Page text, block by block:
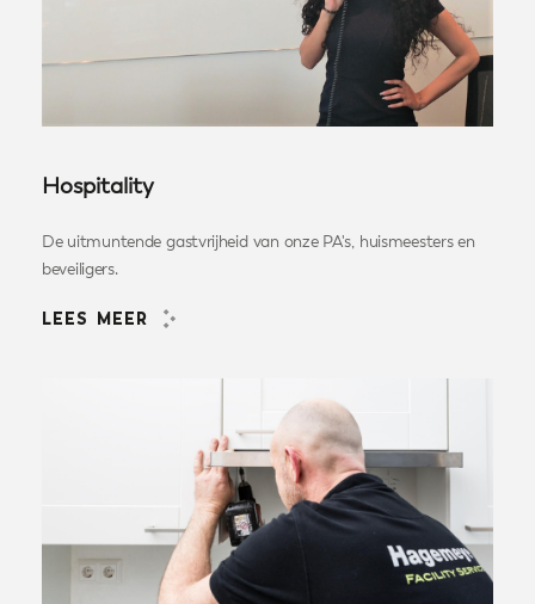
Hospitality
De uitmuntende gastvrijheid van onze PA's, huismeesters en
beveiligers.
LEES MEER